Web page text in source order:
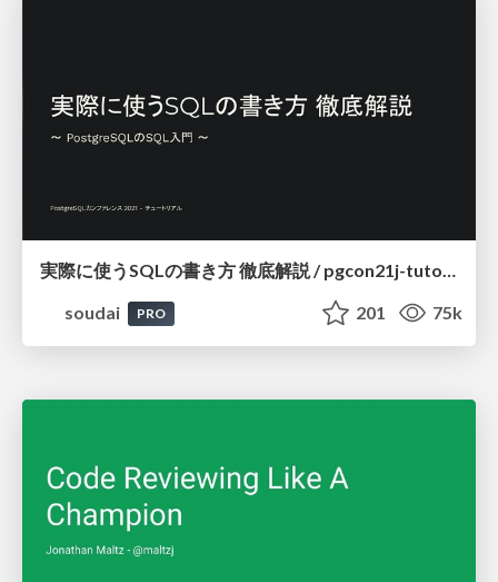
実際に使うSQLの書き方 徹底解説 / pgcon21j-tutorial
soudai
PRO 201 75k